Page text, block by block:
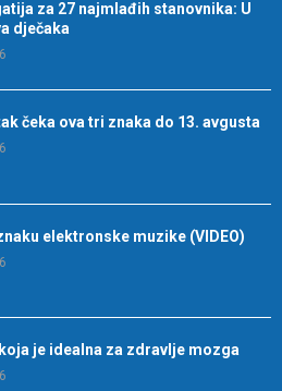
za 27 najmlađih stanovnika: U
dječaka
čeka ova tri znaka do 13. avgusta
elektronske muzike (VIDEO)
je idealna za zdravlje mozga